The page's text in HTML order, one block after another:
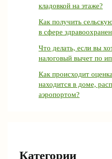
кладовкой на этаже?
Как получить
в сфере
Что делать, если вы
налоговый вычет по
Как происходит
находится в доме,
аэропортом?
Категории